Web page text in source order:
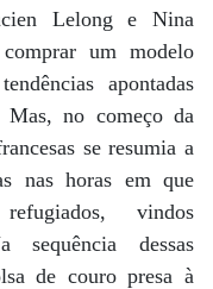
Lelong e Nina
um modelo
apontadas
Mas, no começo da
se resumia a
nas horas em que
vindos
sequência dessas
de couro presa à